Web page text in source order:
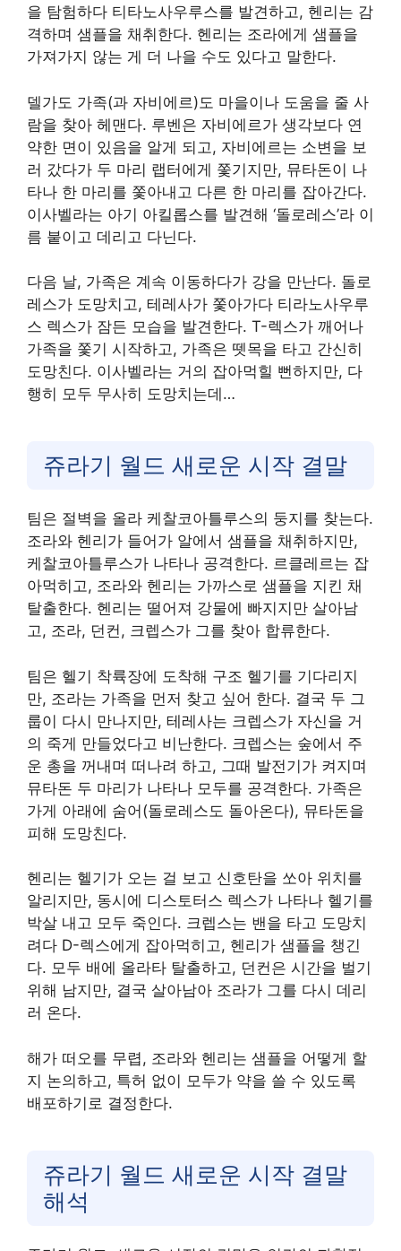
을 탐험하다 티타노사우루스를 발견하고, 헨리는 감
격하며 샘플을 채취한다. 헨리는 조라에게 샘플을
가져가지 않는 게 더 나을 수도 있다고 말한다.
델가도 가족(과 자비에르)도 마을이나 도움을 줄 사
람을 찾아 헤맨다. 루벤은 자비에르가 생각보다 연
약한 면이 있음을 알게 되고, 자비에르는 소변을 보
러 갔다가 두 마리 랩터에게 쫓기지만, 뮤타돈이 나
타나 한 마리를 쫓아내고 다른 한 마리를 잡아간다.
이사벨라는 아기 아킬롭스를 발견해 ‘돌로레스’라 이
름 붙이고 데리고 다닌다.
다음 날, 가족은 계속 이동하다가 강을 만난다. 돌로
레스가 도망치고, 테레사가 쫓아가다 티라노사우루
스 렉스가 잠든 모습을 발견한다. T-렉스가 깨어나
가족을 쫓기 시작하고, 가족은 뗏목을 타고 간신히
도망친다. 이사벨라는 거의 잡아먹힐 뻔하지만, 다
행히 모두 무사히 도망치는데…
쥬라기 월드 새로운 시작 결말
팀은 절벽을 올라 케찰코아틀루스의 둥지를 찾는다.
조라와 헨리가 들어가 알에서 샘플을 채취하지만,
케찰코아틀루스가 나타나 공격한다. 르클레르는 잡
아먹히고, 조라와 헨리는 가까스로 샘플을 지킨 채
탈출한다. 헨리는 떨어져 강물에 빠지지만 살아남
고, 조라, 던컨, 크렙스가 그를 찾아 합류한다.
팀은 헬기 착륙장에 도착해 구조 헬기를 기다리지
만, 조라는 가족을 먼저 찾고 싶어 한다. 결국 두 그
룹이 다시 만나지만, 테레사는 크렙스가 자신을 거
의 죽게 만들었다고 비난한다. 크렙스는 숲에서 주
운 총을 꺼내며 떠나려 하고, 그때 발전기가 켜지며
뮤타돈 두 마리가 나타나 모두를 공격한다. 가족은
가게 아래에 숨어(돌로레스도 돌아온다), 뮤타돈을
피해 도망친다.
헨리는 헬기가 오는 걸 보고 신호탄을 쏘아 위치를
알리지만, 동시에 디스토터스 렉스가 나타나 헬기를
박살 내고 모두 죽인다. 크렙스는 밴을 타고 도망치
려다 D-렉스에게 잡아먹히고, 헨리가 샘플을 챙긴
다. 모두 배에 올라타 탈출하고, 던컨은 시간을 벌기
위해 남지만, 결국 살아남아 조라가 그를 다시 데리
러 온다.
해가 떠오를 무렵, 조라와 헨리는 샘플을 어떻게 할
지 논의하고, 특허 없이 모두가 약을 쓸 수 있도록
배포하기로 결정한다.
쥬라기 월드 새로운 시작 결말
해석